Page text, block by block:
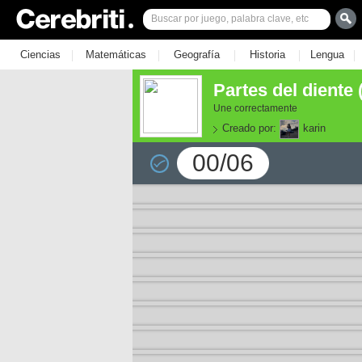
Ciencias | Matemáticas | Geografía | Historia | Lengua |
Partes del diente
Une correctamente
Creado por: karin
00/06